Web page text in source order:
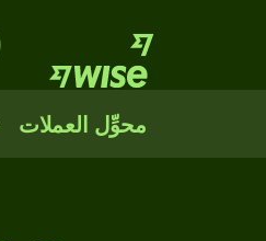
محوِّل العملات